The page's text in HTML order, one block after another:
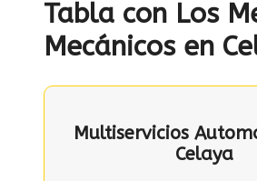
Tabla con Los
Mecánicos en
Multiservicios
Celaya